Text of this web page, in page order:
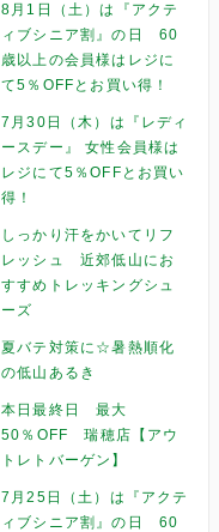
8月1日（土）は『アクテ
ィブシニア割』の日 60
歳以上の会員様はレジに
て5％OFFとお買い得！
7月30日（木）は『レディ
ースデー』 女性会員様は
レジにて5％OFFとお買い
得！
しっかり汗をかいてリフ
レッシュ 近郊低山にお
すすめトレッキングシュ
ーズ
夏バテ対策に☆暑熱順化
の低山あるき
本日最終日 最大
50％OFF 瑞穂店【アウ
トレトバーゲン】
7月25日（土）は『アクテ
ィブシニア割』の日 60